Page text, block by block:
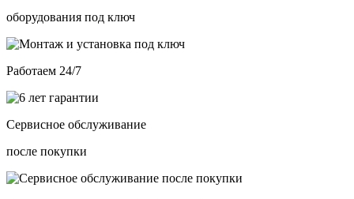
оборудования под ключ
Работаем 24/7
Сервисное обслуживание
после покупки